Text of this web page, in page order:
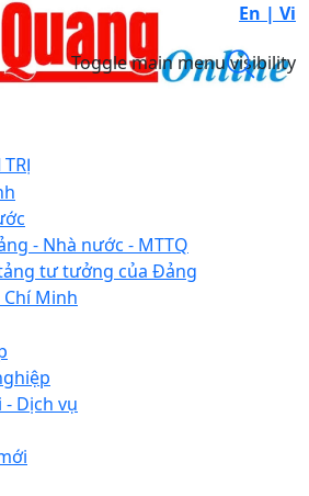
En | Vi
Toggle main menu visibility
- Nhà nước - MTTQ
tư tưởng của Đảng
Minh
Dịch vụ